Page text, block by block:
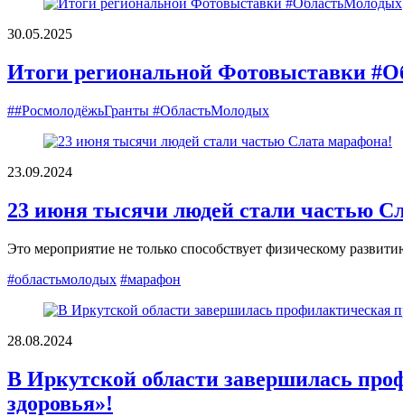
30.05.2025
Итоги региональной Фотовыставки
##РосмолодёжьГранты #ОбластьМолодых
23.09.2024
23 июня тысячи людей стали частью
Это мероприятие не только способствует физическому
#областьмолодых #марафон
28.08.2024
В Иркутской области завершилась
здоровья»!